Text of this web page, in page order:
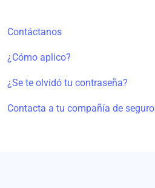
Contáctanos
¿Cómo aplico?
¿Se te olvidó tu contraseña?
Contacta a tu compañía de seguro